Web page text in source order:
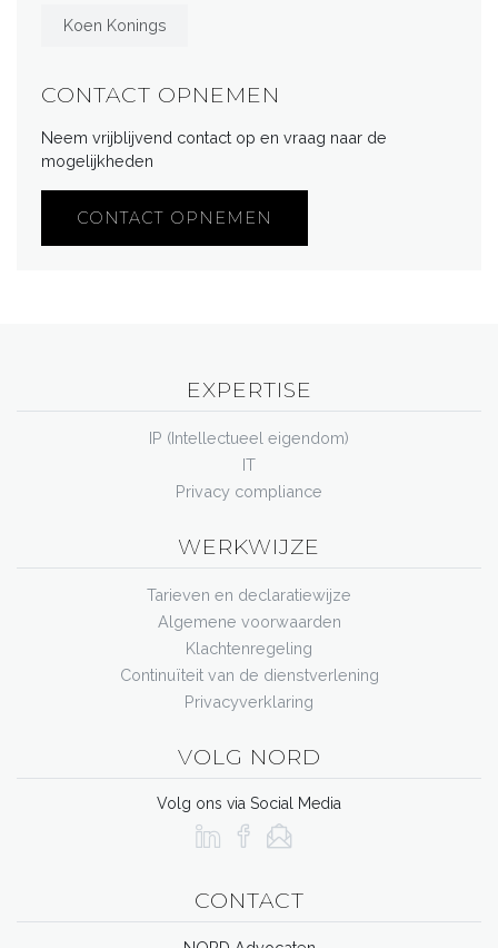
Koen Konings
CONTACT OPNEMEN
Neem vrijblijvend contact op en vraag naar de
mogelijkheden
CONTACT OPNEMEN
EXPERTISE
IP (Intellectueel eigendom)
IT
Privacy compliance
WERKWIJZE
Tarieven en declaratiewijze
Algemene voorwaarden
Klachtenregeling
Continuïteit van de dienstverlening
Privacyverklaring
VOLG NORD
Volg ons via Social Media
CONTACT